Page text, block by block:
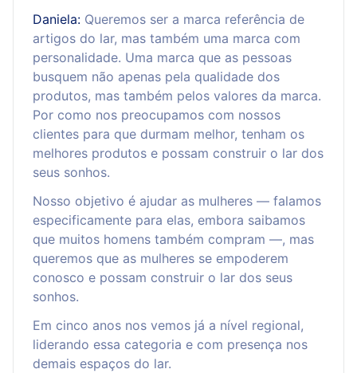
Daniela: Queremos ser a marca referência de
artigos do lar, mas também uma marca com
personalidade. Uma marca que as pessoas
busquem não apenas pela qualidade dos
produtos, mas também pelos valores da marca.
Por como nos preocupamos com nossos
clientes para que durmam melhor, tenham os
melhores produtos e possam construir o lar dos
seus sonhos.
Nosso objetivo é ajudar as mulheres — falamos
especificamente para elas, embora saibamos
que muitos homens também compram —, mas
queremos que as mulheres se empoderem
conosco e possam construir o lar dos seus
sonhos.
Em cinco anos nos vemos já a nível regional,
liderando essa categoria e com presença nos
demais espaços do lar.